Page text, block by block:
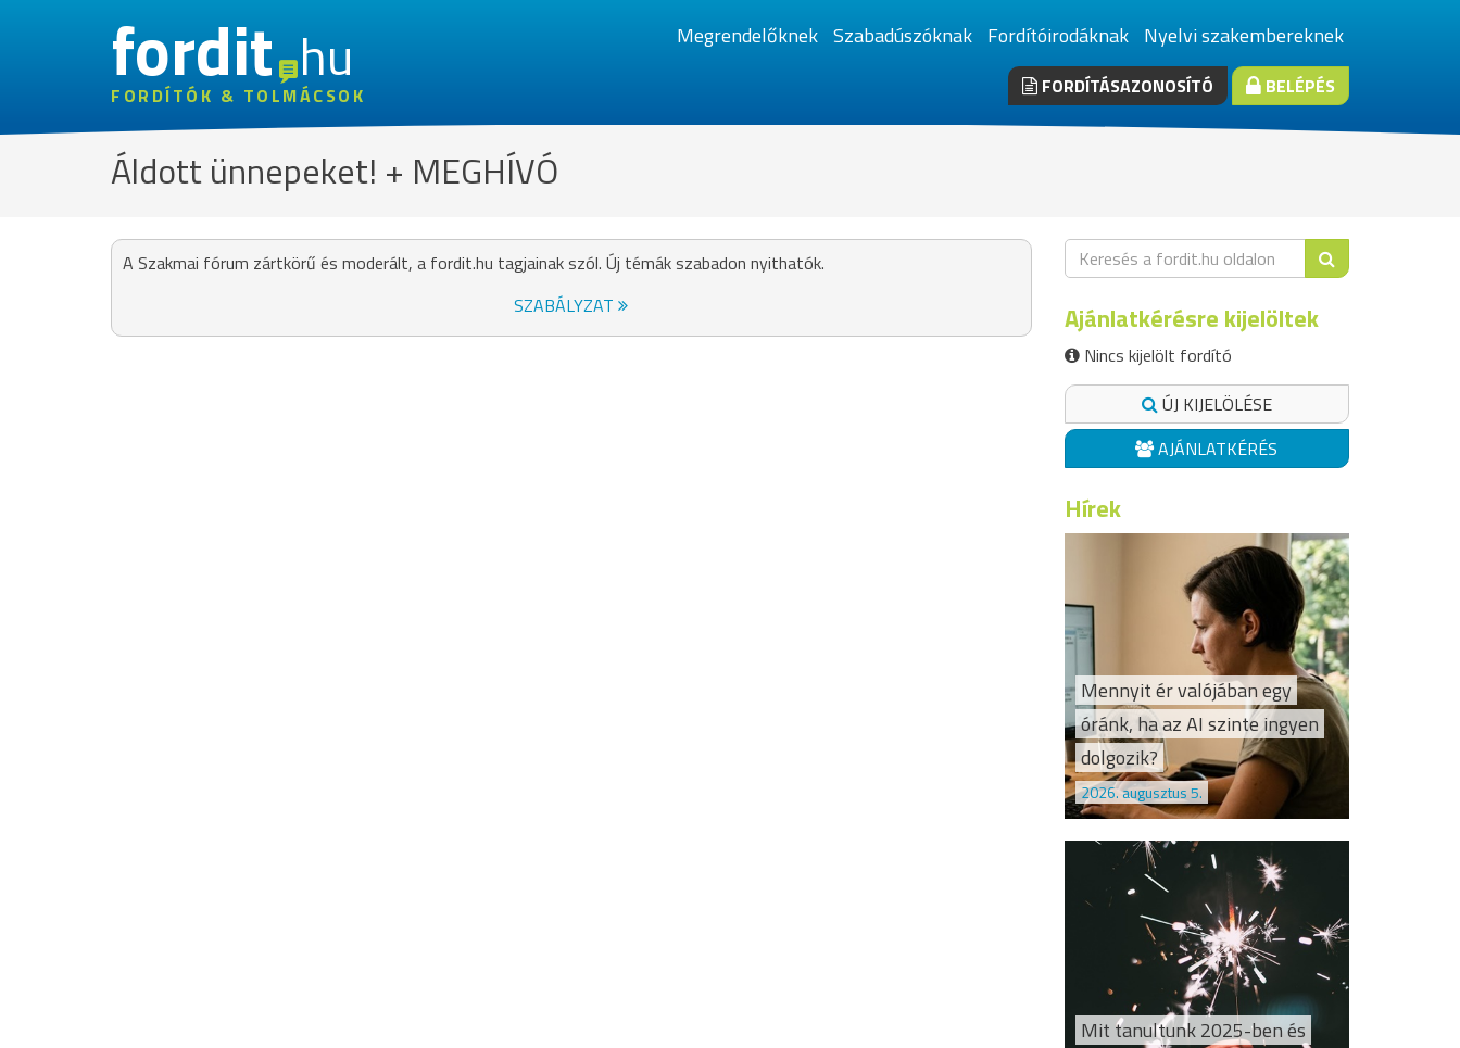
fordithu
FORDÍTÓK & TOLMÁCSOK
Megrendelőknek Szabadúszóknak Fordítóirodáknak Nyelvi szakembereknek
FORDÍTÁSAZONOSÍTÓ BELÉPÉS
Áldott ünnepeket! + MEGHÍVÓ
A Szakmai fórum zártkörű és moderált, a fordit.hu tagjainak szól. Új témák szabadon nyithatók.
SZABÁLYZAT
Ajánlatkérésre kijelöltek
Nincs kijelölt fordító
ÚJ KIJELÖLÉSE
AJÁNLATKÉRÉS
Hírek
Mennyit ér valójában egy
óránk, ha az AI szinte ingyen
dolgozik?
2026. augusztus 5.
Mit tanultunk 2025-ben és